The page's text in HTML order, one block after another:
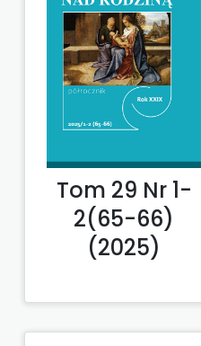
Tom 29 Nr 1-
2(65-66)
(2025)